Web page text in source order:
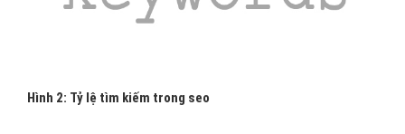
Hình 2: Tỷ lệ tìm kiếm trong seo